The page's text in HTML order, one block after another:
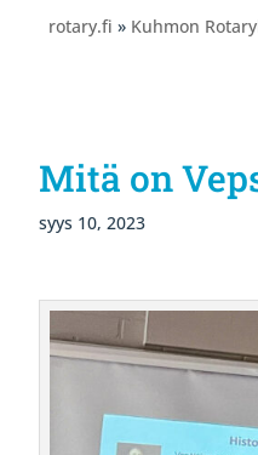
rotary.fi » Kuhmon
Mitä on
syys 10, 2023